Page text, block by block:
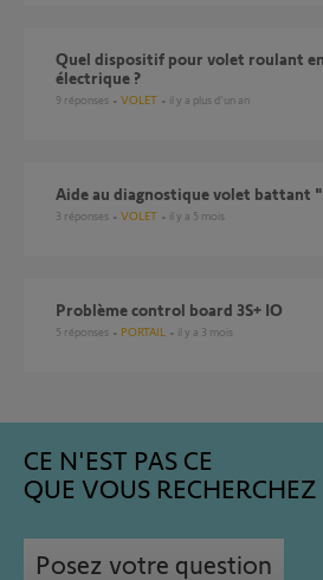
Quel dispositif pour volet roulant en cas de panne
électrique ?
9 réponses VOLET il y a plus d'un an
Aide au diagnostique volet battant
3 réponses VOLET il y a 5 mois
Problème control board 3S+ IO
5 réponses PORTAIL il y a 3 mois
CE N'EST PAS CE
QUE VOUS RECHERCHEZ
Posez votre question